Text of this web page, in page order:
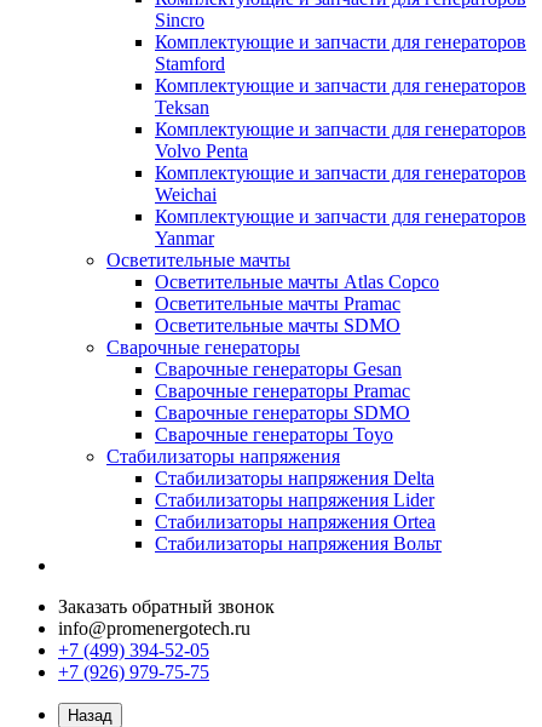
Sincro
Комплектующие и запчасти для генераторов
Stamford
Комплектующие и запчасти для генераторов
Teksan
Комплектующие и запчасти для генераторов
Volvo Penta
Комплектующие и запчасти для генераторов
Weichai
Комплектующие и запчасти для генераторов
Yanmar
Осветительные мачты
Осветительные мачты Atlas Copco
Осветительные мачты Pramac
Осветительные мачты SDMO
Сварочные генераторы
Сварочные генераторы Gesan
Сварочные генераторы Pramac
Сварочные генераторы SDMO
Сварочные генераторы Toyo
Стабилизаторы напряжения
Стабилизаторы напряжения Delta
Стабилизаторы напряжения Lider
Стабилизаторы напряжения Ortea
Стабилизаторы напряжения Вольт
Заказать обратный звонок
info@promenergotech.ru
+7 (499) 394-52-05
+7 (926) 979-75-75
Назад